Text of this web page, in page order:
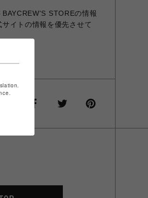
STOREの情報
イトの情報を優先させて